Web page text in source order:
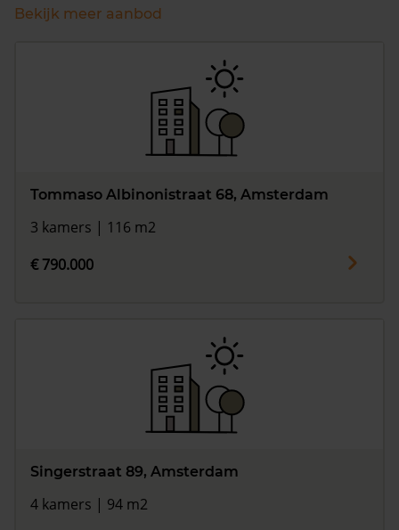
Bekijk meer aanbod
Tommaso Albinonistraat 68, Amsterdam
3 kamers | 116 m2
€ 790.000
Singerstraat 89, Amsterdam
4 kamers | 94 m2